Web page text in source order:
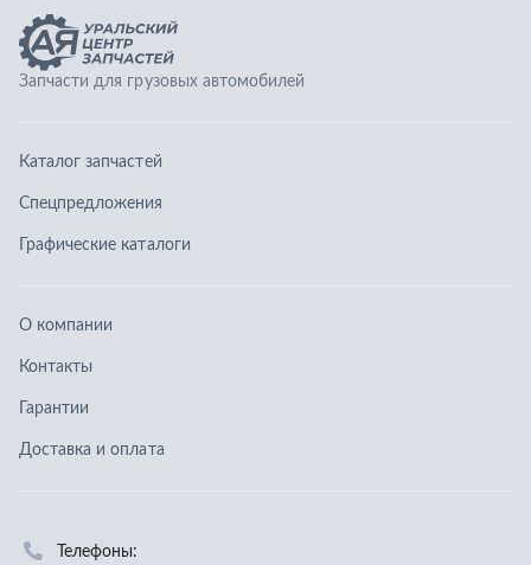
О компании
Контакты
Доставка и оплата
Отправить заявку